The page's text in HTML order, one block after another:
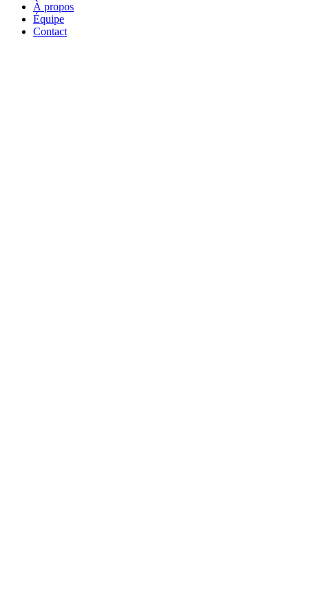
À propos
Équipe
Contact